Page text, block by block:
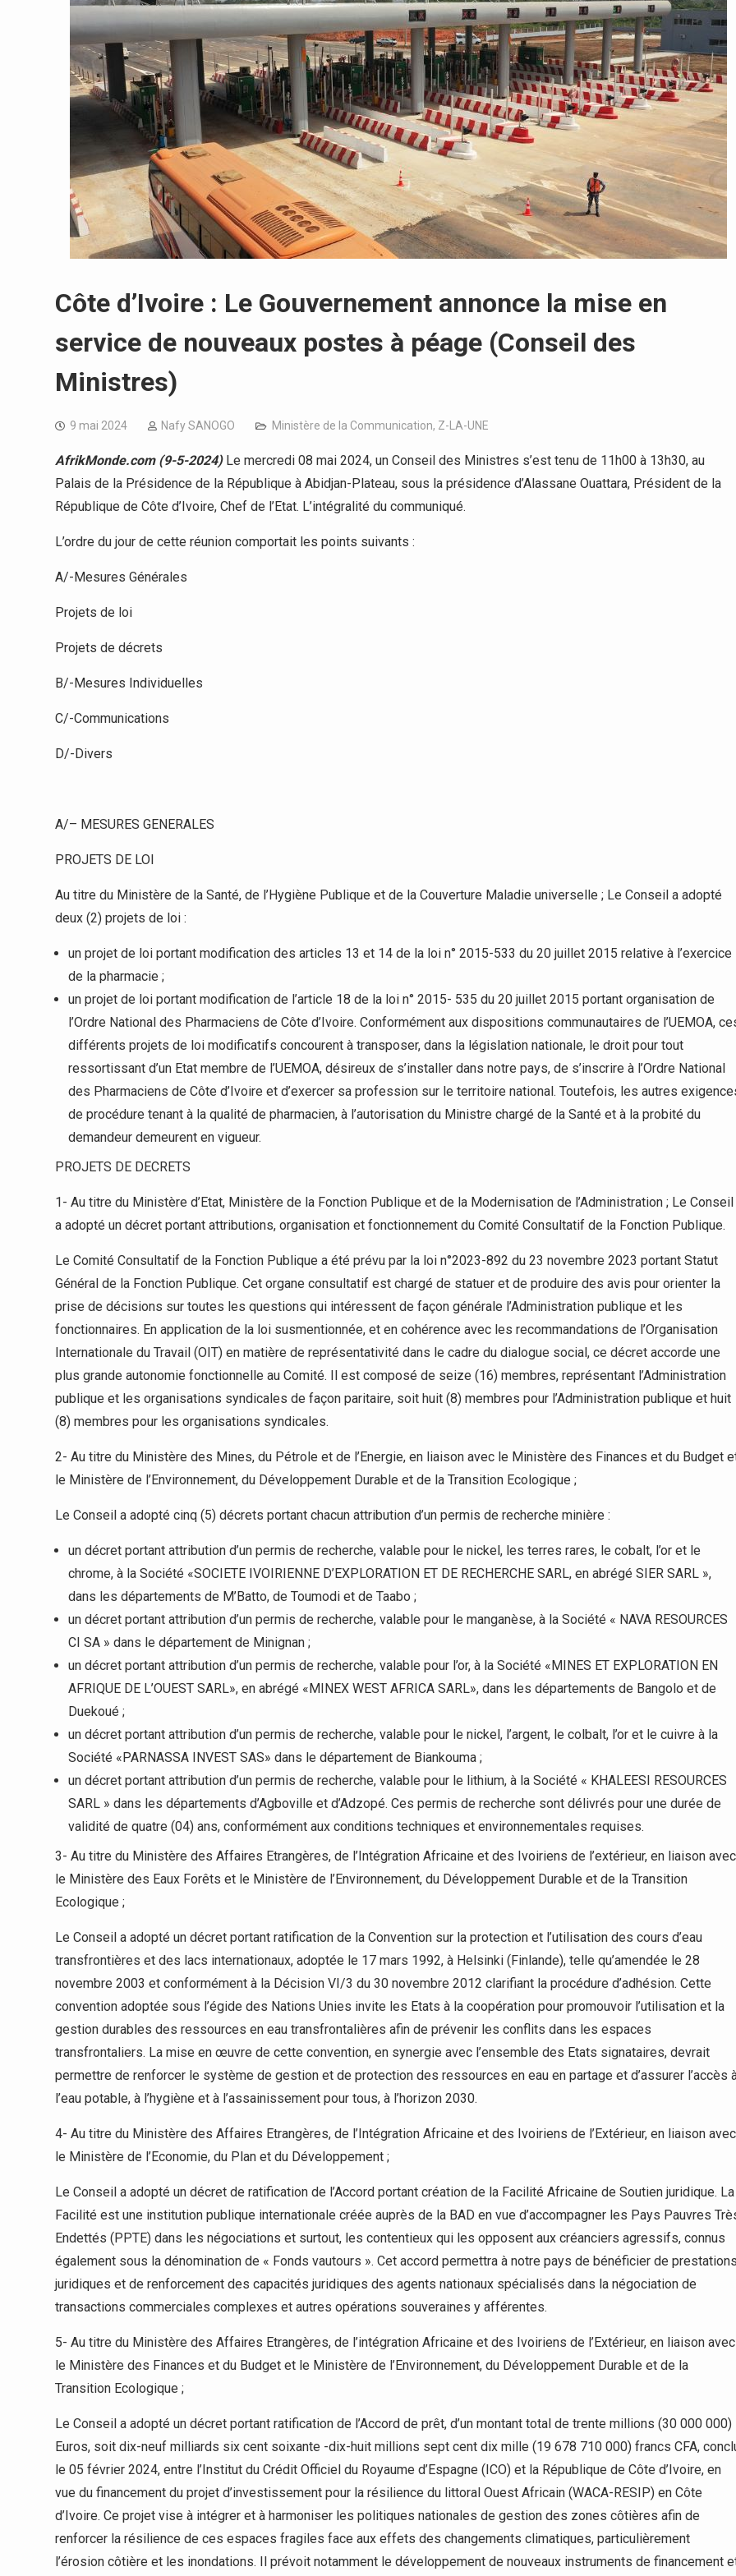
Côte d’Ivoire : Le Gouvernement annonce la mise en
service de nouveaux postes à péage (Conseil des
Ministres)
9 mai 2024 Nafy SANOGO Ministère de la Communication, Z-LA-UNE
AfrikMonde.com (9-5-2024)Le mercredi 08 mai 2024, un Conseil des Ministres s’est tenu de 11h00 à 13h30, au
Palais de la Présidence de la République à Abidjan-Plateau, sous la présidence d’Alassane Ouattara, Président de la
République de Côte d’Ivoire, Chef de l’Etat. L’intégralité du communiqué.
L’ordre du jour de cette réunion comportait les points suivants :
A/-Mesures Générales
Projets de loi
Projets de décrets
B/-Mesures Individuelles
C/-Communications
D/-Divers
A/– MESURES GENERALES
PROJETS DE LOI
Au titre du Ministère de la Santé, de l’Hygiène Publique et de la Couverture Maladie universelle ; Le Conseil a adopté
deux (2) projets de loi :
un projet de loi portant modification des articles 13 et 14 de la loi n° 2015-533 du 20 juillet 2015 relative à l’exercice
de la pharmacie ;
un projet de loi portant modification de l’article 18 de la loi n° 2015- 535 du 20 juillet 2015 portant organisation de
l’Ordre National des Pharmaciens de Côte d’Ivoire. Conformément aux dispositions communautaires de l’UEMOA,
différents projets de loi modificatifs concourent à transposer, dans la législation nationale, le droit pour tout
ressortissant d’un Etat membre de l’UEMOA, désireux de s’installer dans notre pays, de s’inscrire à l’Ordre National
des Pharmaciens de Côte d’Ivoire et d’exercer sa profession sur le territoire national. Toutefois, les autres
de procédure tenant à la qualité de pharmacien, à l’autorisation du Ministre chargé de la Santé et à la probité du
demandeur demeurent en vigueur.
PROJETS DE DECRETS
1- Au titre du Ministère d’Etat, Ministère de la Fonction Publique et de la Modernisation de l’Administration ; Le Conseil
a adopté un décret portant attributions, organisation et fonctionnement du Comité Consultatif de la Fonction Publique.
Le Comité Consultatif de la Fonction Publique a été prévu par la loi n°2023-892 du 23 novembre 2023 portant Statut
Général de la Fonction Publique. Cet organe consultatif est chargé de statuer et de produire des avis pour orienter la
prise de décisions sur toutes les questions qui intéressent de façon générale l’Administration publique et les
fonctionnaires. En application de la loi susmentionnée, et en cohérence avec les recommandations de l’Organisation
Internationale du Travail (OIT) en matière de représentativité dans le cadre du dialogue social, ce décret accorde une
plus grande autonomie fonctionnelle au Comité. Il est composé de seize (16) membres, représentant l’Administration
publique et les organisations syndicales de façon paritaire, soit huit (8) membres pour l’Administration publique et huit
(8) membres pour les organisations syndicales.
2- Au titre du Ministère des Mines, du Pétrole et de l’Energie, en liaison avec le Ministère des Finances et du Budget
le Ministère de l’Environnement, du Développement Durable et de la Transition Ecologique ;
Le Conseil a adopté cinq (5) décrets portant chacun attribution d’un permis de recherche minière :
un décret portant attribution d’un permis de recherche, valable pour le nickel, les terres rares, le cobalt, l’or et le
chrome, à la Société «SOCIETE IVOIRIENNE D’EXPLORATION ET DE RECHERCHE SARL, en abrégé SIER SARL »,
dans les départements de M’Batto, de Toumodi et de Taabo ;
un décret portant attribution d’un permis de recherche, valable pour le manganèse, à la Société « NAVA RESOURCES
CI SA » dans le département de Minignan ;
un décret portant attribution d’un permis de recherche, valable pour l’or, à la Société «MINES ET EXPLORATION EN
AFRIQUE DE L’OUEST SARL», en abrégé «MINEX WEST AFRICA SARL», dans les départements de Bangolo et de
Duekoué ;
un décret portant attribution d’un permis de recherche, valable pour le nickel, l’argent, le colbalt, l’or et le cuivre à la
Société «PARNASSA INVEST SAS» dans le département de Biankouma ;
un décret portant attribution d’un permis de recherche, valable pour le lithium, à la Société « KHALEESI RESOURCES
SARL » dans les départements d’Agboville et d’Adzopé. Ces permis de recherche sont délivrés pour une durée de
validité de quatre (04) ans, conformément aux conditions techniques et environnementales requises.
3- Au titre du Ministère des Affaires Etrangères, de l’Intégration Africaine et des Ivoiriens de l’extérieur, en liaison avec
le Ministère des Eaux Forêts et le Ministère de l’Environnement, du Développement Durable et de la Transition
Ecologique ;
Le Conseil a adopté un décret portant ratification de la Convention sur la protection et l’utilisation des cours d’eau
transfrontières et des lacs internationaux, adoptée le 17 mars 1992, à Helsinki (Finlande), telle qu’amendée le 28
novembre 2003 et conformément à la Décision VI/3 du 30 novembre 2012 clarifiant la procédure d’adhésion. Cette
convention adoptée sous l’égide des Nations Unies invite les Etats à la coopération pour promouvoir l’utilisation et la
gestion durables des ressources en eau transfrontalières afin de prévenir les conflits dans les espaces
transfrontaliers. La mise en œuvre de cette convention, en synergie avec l’ensemble des Etats signataires, devrait
permettre de renforcer le système de gestion et de protection des ressources en eau en partage et d’assurer l’accès
l’eau potable, à l’hygiène et à l’assainissement pour tous, à l’horizon 2030.
4- Au titre du Ministère des Affaires Etrangères, de l’Intégration Africaine et des Ivoiriens de l’Extérieur, en liaison avec
le Ministère de l’Economie, du Plan et du Développement ;
Le Conseil a adopté un décret de ratification de l’Accord portant création de la Facilité Africaine de Soutien juridique. La
Facilité est une institution publique internationale créée auprès de la BAD en vue d’accompagner les Pays Pauvres
Endettés (PPTE) dans les négociations et surtout, les contentieux qui les opposent aux créanciers agressifs, connus
également sous la dénomination de « Fonds vautours ». Cet accord permettra à notre pays de bénéficier de
juridiques et de renforcement des capacités juridiques des agents nationaux spécialisés dans la négociation de
transactions commerciales complexes et autres opérations souveraines y afférentes.
5- Au titre du Ministère des Affaires Etrangères, de l’intégration Africaine et des Ivoiriens de l’Extérieur, en liaison avec
le Ministère des Finances et du Budget et le Ministère de l’Environnement, du Développement Durable et de la
Transition Ecologique ;
Le Conseil a adopté un décret portant ratification de l’Accord de prêt, d’un montant total de trente millions (30 000 000)
Euros, soit dix-neuf milliards six cent soixante -dix-huit millions sept cent dix mille (19 678 710 000) francs CFA,
le 05 février 2024, entre l’Institut du Crédit Officiel du Royaume d’Espagne (ICO) et la République de Côte d’Ivoire, en
vue du financement du projet d’investissement pour la résilience du littoral Ouest Africain (WACA-RESIP) en Côte
d’Ivoire. Ce projet vise à intégrer et à harmoniser les politiques nationales de gestion des zones côtières afin de
renforcer la résilience de ces espaces fragiles face aux effets des changements climatiques, particulièrement
l’érosion côtière et les inondations. Il prévoit notamment le développement de nouveaux instruments de financement